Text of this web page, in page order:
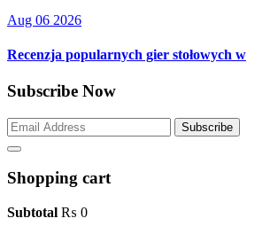
Aug 06 2026
Recenzja popularnych gier stołowych w
Subscribe Now
Subscribe
Shopping cart
Subtotal ₨ 0